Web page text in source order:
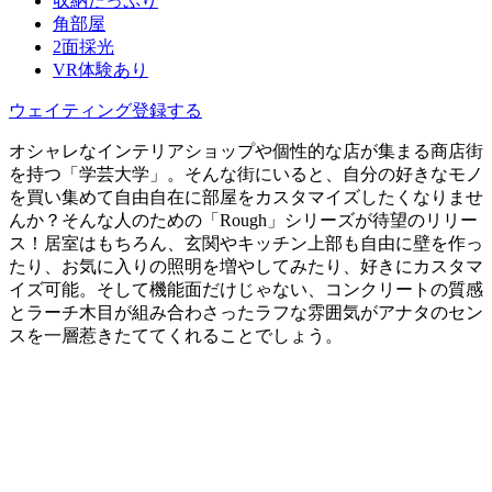
角部屋
2面採光
VR体験あり
ウェイティング登録する
オシャレなインテリアショップや個性的な店が集まる商店街
を持つ「学芸大学」。そんな街にいると、自分の好きなモノ
を買い集めて自由自在に部屋をカスタマイズしたくなりませ
んか？そんな人のための「Rough」シリーズが待望のリリー
ス！居室はもちろん、玄関やキッチン上部も自由に壁を作っ
たり、お気に入りの照明を増やしてみたり、好きにカスタマ
イズ可能。そして機能面だけじゃない、コンクリートの質感
とラーチ木目が組み合わさったラフな雰囲気がアナタのセン
スを一層惹きたててくれることでしょう。